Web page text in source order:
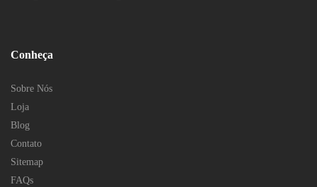
Conheça
Sobre Nós
Loja
Blog
Contato
Sitemap
FAQs